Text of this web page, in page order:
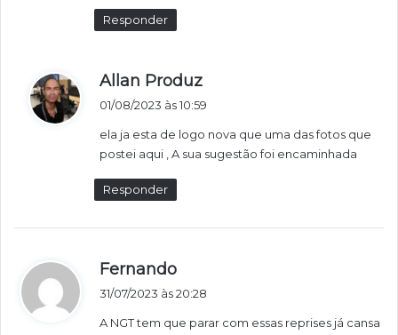
Responder
Allan Produz
s
e
01/08/2023 às 10:59
ela ja esta de logo nova que uma das fotos que
postei aqui , A sua sugestão foi encaminhada
Responder
Fernando
s
31/07/2023 às 20:28
A NGT tem que parar com essas reprises já cansa